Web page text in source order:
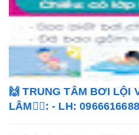
🙌 TRUNG TÂM BƠI LỘI
LÂM🏊‍♂️: - LH: 0966616688